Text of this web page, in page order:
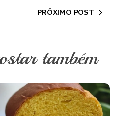
PRÓXIMO POST
também